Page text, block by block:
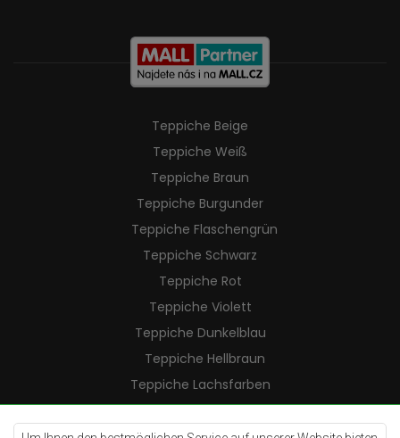
Teppiche Beige
Teppiche Weiß
Teppiche Braun
Teppiche Burgunder
Teppiche Flaschengrün
Teppiche Schwarz
Teppiche Rot
Teppiche Violett
Teppiche Dunkelblau
Teppiche Hellbraun
Teppiche Lachsfarben
Teppiche Cremefarben